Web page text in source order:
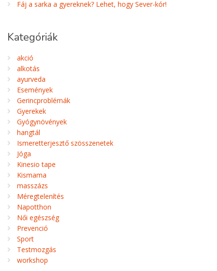
Fáj a sarka a gyereknek? Lehet, hogy Sever-kór!
Kategóriák
akció
alkotás
ayurveda
Események
Gerincproblémák
Gyerekek
Gyógynövények
hangtál
Ismeretterjesztő szösszenetek
Jóga
Kinesio tape
Kismama
masszázs
Méregtelenítés
Napotthon
Női egészség
Prevenció
Sport
Testmozgás
workshop